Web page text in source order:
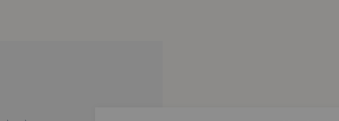
好久的時間，高牆終於變成了可以一躍而過的圍牆。